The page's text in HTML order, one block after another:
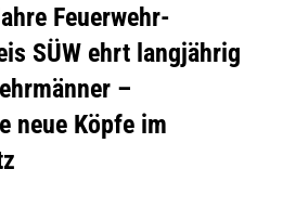
Feuerwehr-
SÜW ehrt langjährig
–
neue Köpfe im